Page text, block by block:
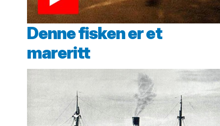
Denne fisken er et
mareritt